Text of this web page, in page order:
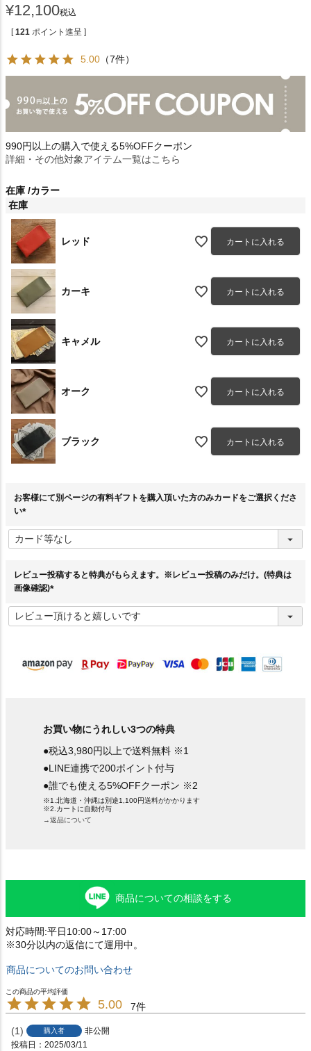
¥12,100税込
[ 121 ポイント進呈 ]
5.00 （7件）
990円以上の購入で使える5%OFFクーポン
詳細・その他対象アイテム一覧はこちら
在庫 カラー
在庫
レッド カートに入れる
カーキ カートに入れる
キャメル カートに入れる
オーク カートに入れる
ブラック カートに入れる
お客様にて別ページの有料ギフトを購入頂いた方のみカードをご選択くださ
い
必
須
レビュー投稿すると特典がもらえます。※レビュー投稿のみだけ。(特典は
画像確認)
必
須
お買い物にうれしい3つの特典
●税込3,980円以上で送料無料 ※1
●LINE連携で200ポイント付与
●誰でも使える5%OFFクーポン ※2
※1.北海道・沖縄は別途1,100円送料がかかります
※2.カートに自動付与
→返品について
商品についての相談をする
対応時間:平日10:00～17:00
※30分以内の返信にて運用中。
商品についてのお問い合わせ
5.00 7
1 購入者
非公開
投稿日
2025/03/11